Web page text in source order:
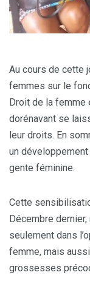
Au cours de cette
femmes sur le
Droit de la
dorénavant se
leur droits. En
un
gente féminine.
Cette
Décembre
seulement dans
femme, mais
grossesses